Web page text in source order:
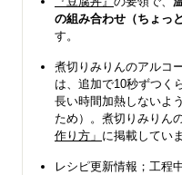
の組み合わせ（ちょっ
す。
煮切りみりんのアルコ
は、追加で10秒ずつく
長い時間加熱しないよ
ため）。煮切りみりん
作り方」 に掲載していま
レシピ更新情報；工程